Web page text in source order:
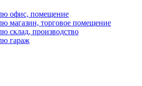
офис, помещение
магазин, торговое помещение
склад, производство
гараж